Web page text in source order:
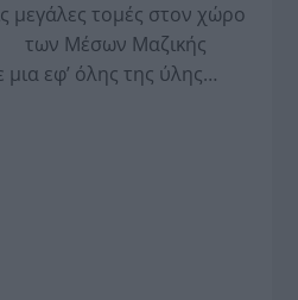
μεγάλες τομές στον χώρο
των Μέσων Μαζικής
εφ’ όλης της ύλης